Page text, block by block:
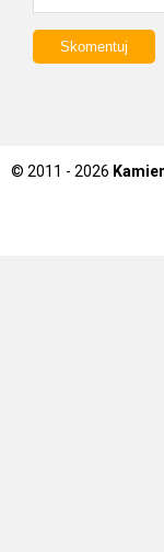
© 2011 - 2026